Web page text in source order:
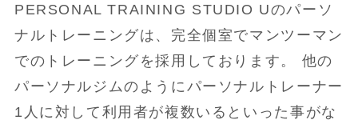
PERSONAL TRAINING STUDIO Uのパーソ
ナルトレーニングは、完全個室でマンツーマン
でのトレーニングを採用しております。 他の
パーソナルジムのようにパーソナルトレーナー
1人に対して利用者が複数いるといった事がな